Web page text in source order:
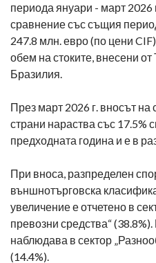
периода януари - март 2026
сравнение със същия
247.8 млн. евро (по цени
обем на стоките, внесени от
Бразилия.
През март 2026 г. вносът на
страни нараства със
предходната година и е в
При вноса, разпределен
външнотърговска
увеличение е отчетено в
превозни средства“
наблюдава в сектор
(14.4%).